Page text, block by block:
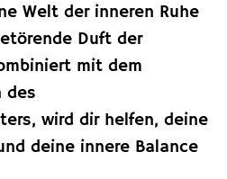
Welt der inneren Ruhe
Duft der
mit dem
des
wird dir helfen, deine
deine innere Balance